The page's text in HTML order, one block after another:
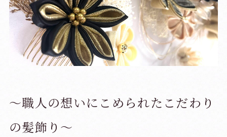
～職人の想いにこめられたこだわり
の髪飾り～